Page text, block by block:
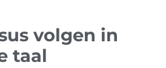
volgen in
taal